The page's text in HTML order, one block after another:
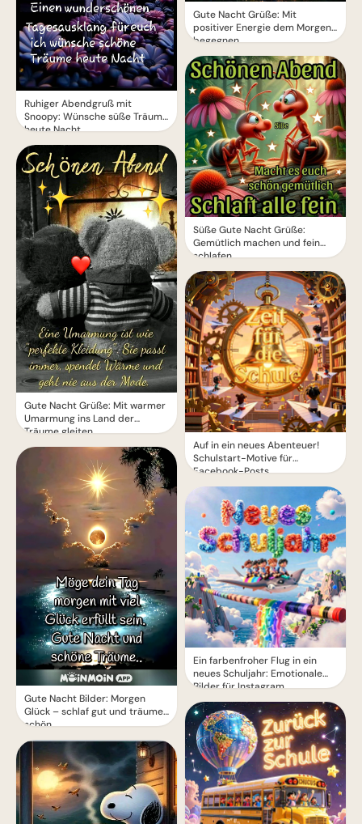
Ruhiger Abendgruß mit
Snoopy: Wünsche süße Träume
heute Nacht
Gute Nacht Grüße: Mit warmer
Umarmung ins Land der
Träume gleiten
Gute Nacht Bilder: Morgen
Glück – schlaf gut und träume
schön.
Gute Nacht Grüße: Mit
positiver Energie dem Morgen
begegnen
Süße Gute Nacht Grüße:
Gemütlich machen und fein
schlafen
Auf in ein neues Abenteuer!
Schulstart-Motive für
Facebook-Posts
Ein farbenfroher Flug in ein
neues Schuljahr: Emotionale
Bilder für Instagram